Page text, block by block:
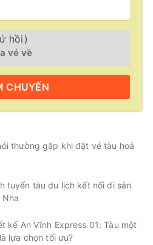
hồi)
CHUYẾN
thường gặp khi đặt vé tàu hoả
tuyến tàu du lịch kết nối di sản
Nha
kế An Vĩnh Express 01: Tàu một
lựa chọn tối ưu?